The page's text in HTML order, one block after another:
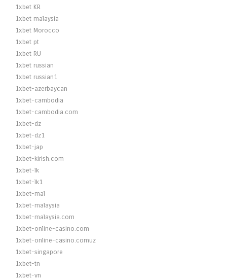
1xbet KR
1xbet malaysia
1xbet Morocco
1xbet pt
1xbet RU
1xbet russian
1xbet russian1
1xbet-azerbaycan
1xbet-cambodia
1xbet-cambodia.com
1xbet-dz
1xbet-dz1
1xbet-jap
1xbet-kirish.com
1xbet-lk
1xbet-lk1
1xbet-mal
1xbet-malaysia
1xbet-malaysia.com
1xbet-online-casino.com
1xbet-online-casino.comuz
1xbet-singapore
1xbet-tn
1xbet-vn